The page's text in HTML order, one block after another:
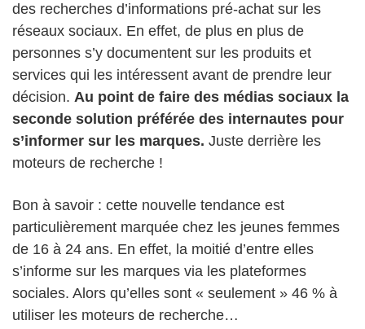
des recherches d’informations pré-achat sur les
réseaux sociaux. En effet, de plus en plus de
personnes s’y documentent sur les produits et
services qui les intéressent avant de prendre leur
décision. Au point de faire des médias sociaux la
seconde solution préférée des internautes pour
s’informer sur les marques. Juste derrière les
moteurs de recherche !
Bon à savoir : cette nouvelle tendance est
particulièrement marquée chez les jeunes femmes
de 16 à 24 ans. En effet, la moitié d’entre elles
s’informe sur les marques via les plateformes
sociales. Alors qu’elles sont « seulement » 46 % à
utiliser les moteurs de recherche…